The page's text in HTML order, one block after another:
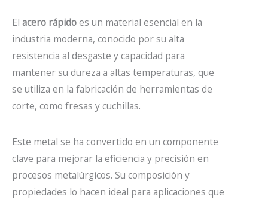
El acero rápidoes un material esencial en la
industria moderna, conocido por su alta
resistencia al desgaste y capacidad para
mantener su dureza a altas temperaturas, que
se utiliza en la fabricación de herramientas de
corte, como fresas y cuchillas.
Este metal se ha convertido en un componente
clave para mejorar la eficiencia y precisión en
procesos metalúrgicos. Su composición y
propiedades lo hacen ideal para aplicaciones que